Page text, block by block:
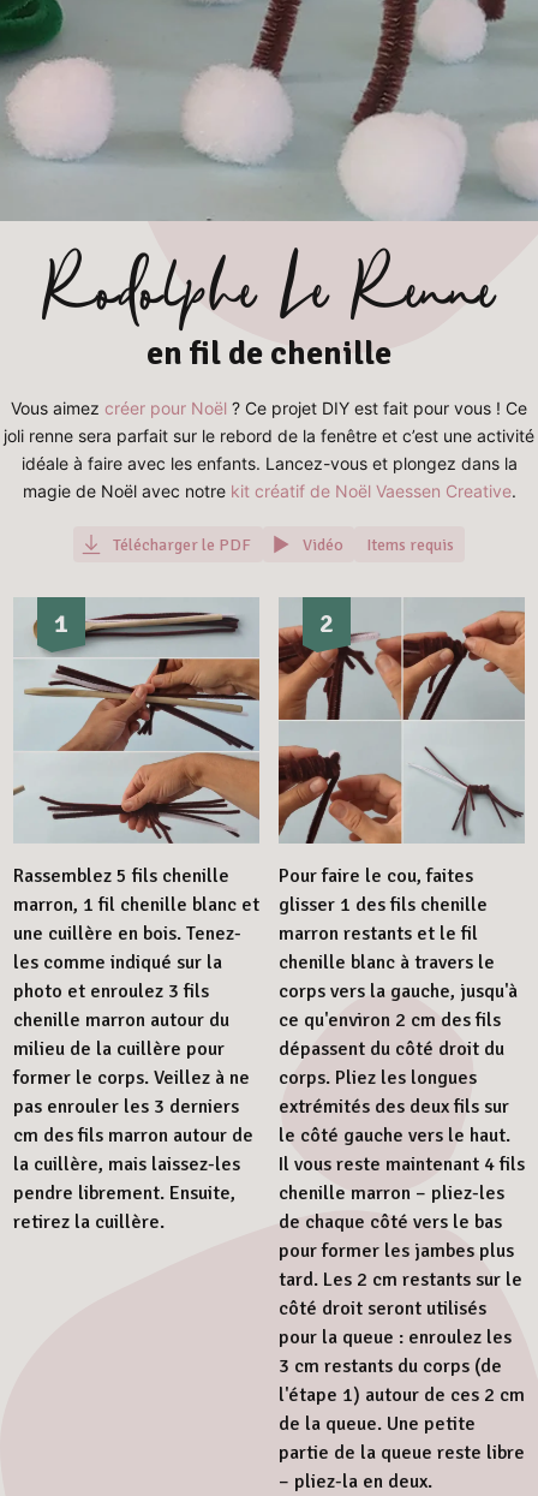
Rodolphe Le Renne
en fil de chenille
Vous aimez créer pour Noël ? Ce projet DIY est fait pour vous ! Ce
joli renne sera parfait sur le rebord de la fenêtre et c’est une activité
idéale à faire avec les enfants. Lancez-vous et plongez dans la
magie de Noël avec notre kit créatif de Noël Vaessen Creative.
Télécharger le PDF Vidéo Items requis
1
Rassemblez 5 fils chenille
marron, 1 fil chenille blanc et
une cuillère en bois. Tenez-
les comme indiqué sur la
photo et enroulez 3 fils
chenille marron autour du
milieu de la cuillère pour
former le corps. Veillez à ne
pas enrouler les 3 derniers
cm des fils marron autour de
la cuillère, mais laissez-les
pendre librement. Ensuite,
retirez la cuillère.
2
Pour faire le cou, faites
glisser 1 des fils chenille
marron restants et le fil
chenille blanc à travers le
corps vers la gauche, jusqu'à
ce qu'environ 2 cm des fils
dépassent du côté droit du
corps. Pliez les longues
extrémités des deux fils sur
le côté gauche vers le haut.
Il vous reste maintenant 4 fils
chenille marron – pliez-les
de chaque côté vers le bas
pour former les jambes plus
tard. Les 2 cm restants sur le
côté droit seront utilisés
pour la queue : enroulez les
3 cm restants du corps (de
l'étape 1) autour de ces 2 cm
de la queue. Une petite
partie de la queue reste libre
– pliez-la en deux.